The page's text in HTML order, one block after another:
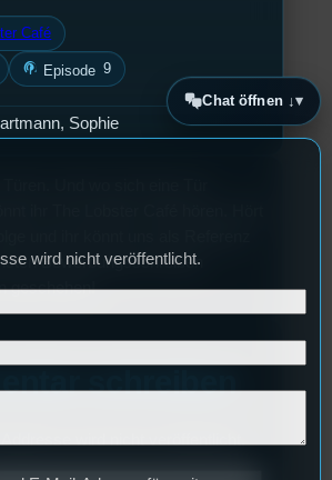
ihr The Lobster Café hören. Hört
Bewerbungsschreiben
geschehen!
schreiben
Addresse wird nicht veröffentlicht.
Café
podcasts Episode 9
Sophie
Chat öffnen ↓
wird nicht veröffentlicht.